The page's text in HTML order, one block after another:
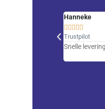
Hanneke
    
Trustpilot
Snelle